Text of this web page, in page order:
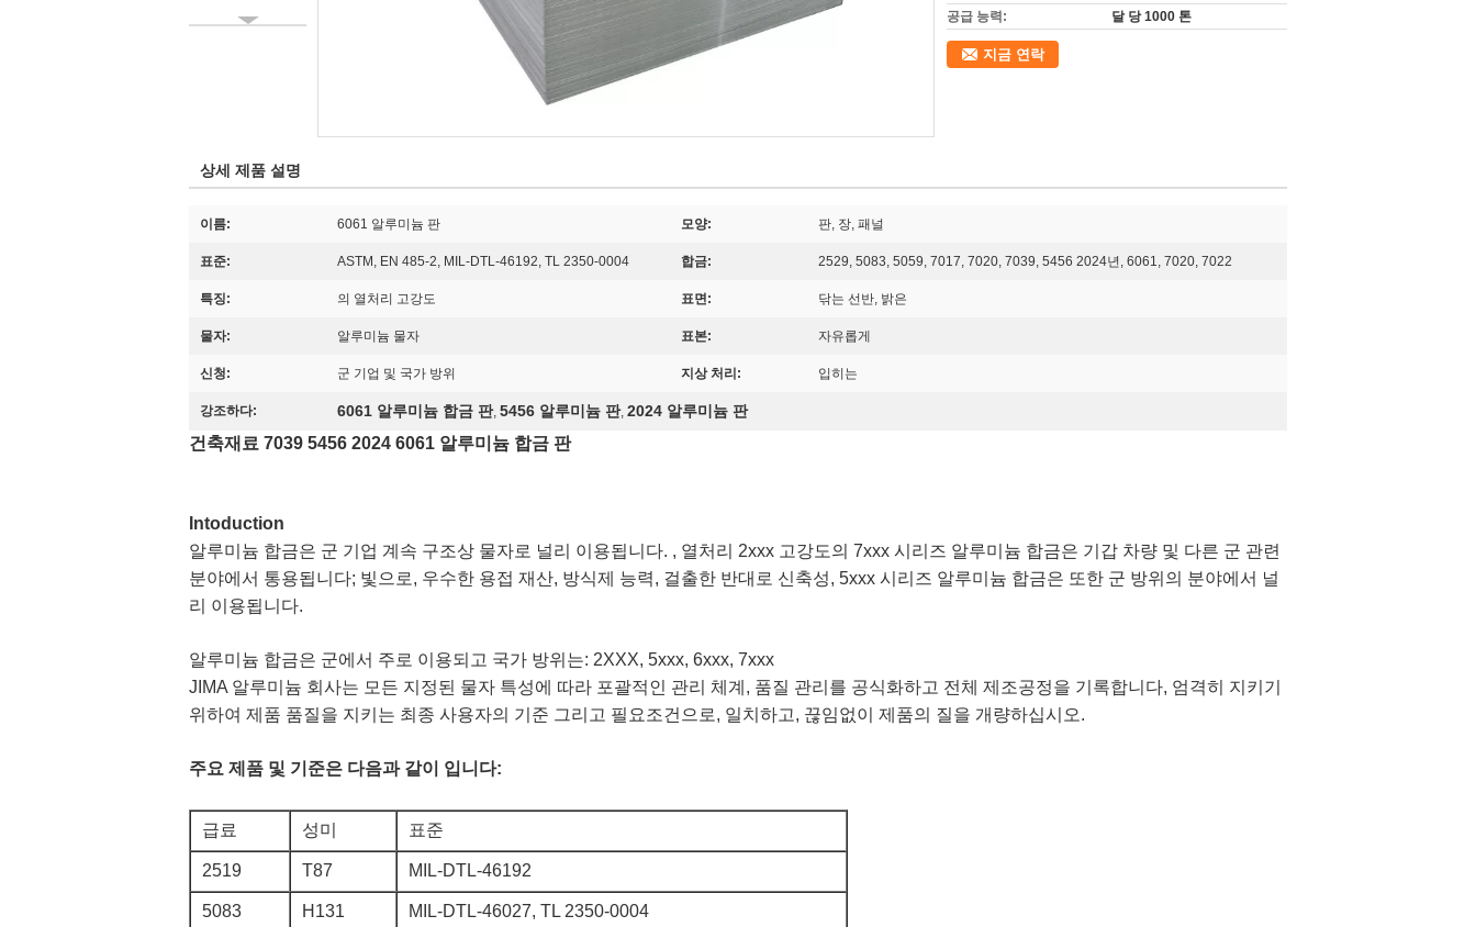
공급 능력:
달 당 1000 톤
지금 연락
상세 제품 설명
이름: 6061 알루미늄 판 모양: 판, 장, 패널
표준: ASTM, EN 485-2, MIL-DTL-46192, TL 2350-0004 합금: 2529, 5083, 5059, 7017, 7020, 7039, 5456 2024년, 6061, 7020, 7022
특징: 의 열처리 고강도 표면: 닦는 선반, 밝은
물자: 알루미늄 물자 표본: 자유롭게
신청: 군 기업 및 국가 방위 지상 처리: 입히는
강조하다: 6061 알루미늄 합금 판, 5456 알루미늄 판, 2024 알루미늄 판
건축재료 7039 5456 2024 6061 알루미늄 합금 판
Intoduction
알루미늄 합금은 군 기업 계속 구조상 물자로 널리 이용됩니다. , 열처리 2xxx 고강도의 7xxx 시리즈 알루미늄 합금은 기갑 차량 및 다른 군 관련
분야에서 통용됩니다; 빛으로, 우수한 용접 재산, 방식제 능력, 걸출한 반대로 신축성, 5xxx 시리즈 알루미늄 합금은 또한 군 방위의 분야에서 널
리 이용됩니다.
알루미늄 합금은 군에서 주로 이용되고 국가 방위는: 2XXX, 5xxx, 6xxx, 7xxx
JIMA 알루미늄 회사는 모든 지정된 물자 특성에 따라 포괄적인 관리 체계, 품질 관리를 공식화하고 전체 제조공정을 기록합니다, 엄격히 지키기
위하여 제품 품질을 지키는 최종 사용자의 기준 그리고 필요조건으로, 일치하고, 끊임없이 제품의 질을 개량하십시오.
주요 제품 및 기준은 다음과 같이 입니다:
급료 성미 표준
2519 T87 MIL-DTL-46192
5083 H131 MIL-DTL-46027, TL 2350-0004